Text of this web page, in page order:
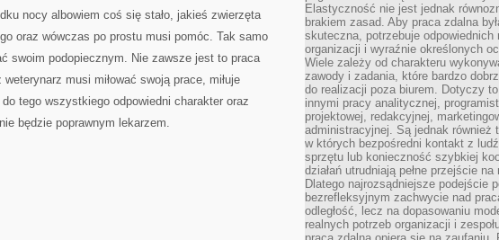
nocy albowiem coś się stało, jakieś zwierzęta
oraz wówczas po prostu musi pomóc. Tak samo
swoim podopiecznym. Nie zawsze jest to praca
musi miłować swoją prace, miłuje
tego wszystkiego odpowiedni charakter oraz
będzie poprawnym lekarzem.
Elastyczność nie jest jednak
brakiem zasad. Aby praca zdalna
skuteczna, potrzebuje odpowiednich
organizacji i wyraźnie określonych
Wiele zależy od charakteru
zawody i zadania, które bardzo
do realizacji poza biurem. Dotyczy
innymi pracy analitycznej,
projektowej, redakcyjnej,
administracyjnej. Są jednak również
w których bezpośredni kontakt z
sprzętu lub konieczność szybkiej
działań utrudniają pełne przejście na
Dlatego najrozsądniejsze podejście
bezrefleksyjnym zachwycie nad
odległość, lecz na dopasowaniu
realnych potrzeb organizacji i